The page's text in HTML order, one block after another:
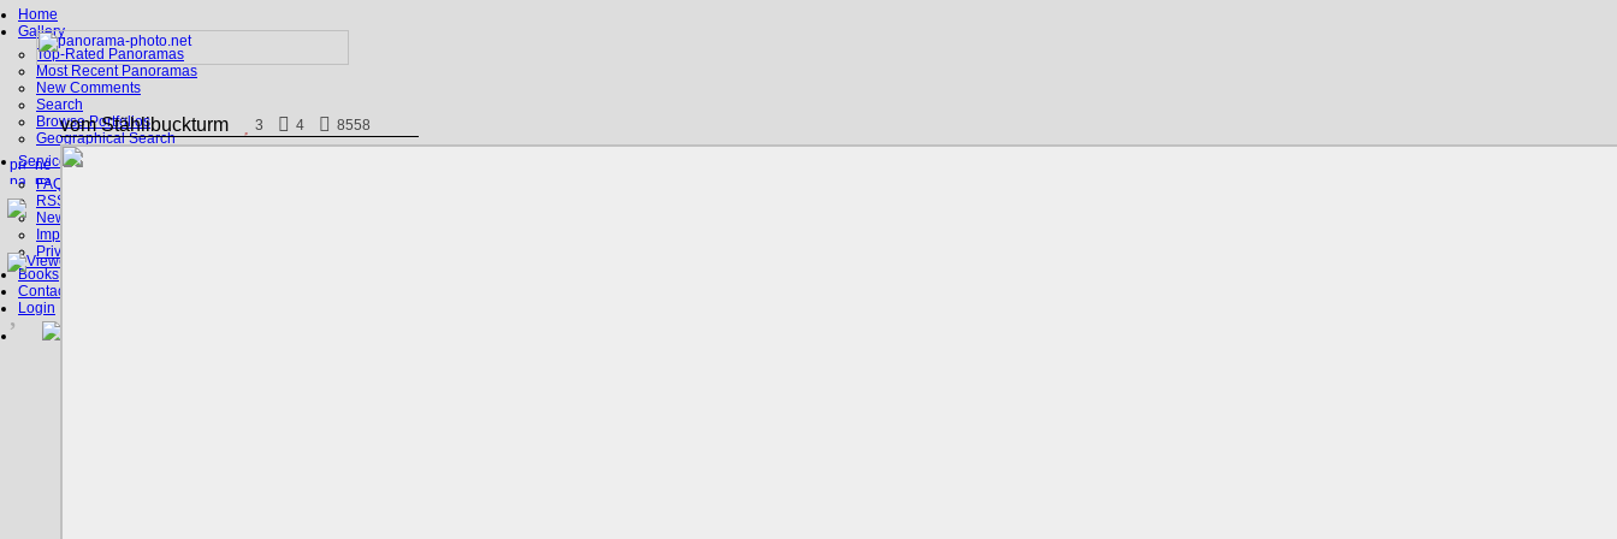
Home
Gallery
Top-Rated Panoramas
Most Recent Panoramas
New Comments
Search
Browse Portfolios
Geographical Search
Service
FAQ
RSS, Google Earth
News
Imprint
Privacy Policy
Books
Contact
Login
vom Stählibuckturm 3 4 8558